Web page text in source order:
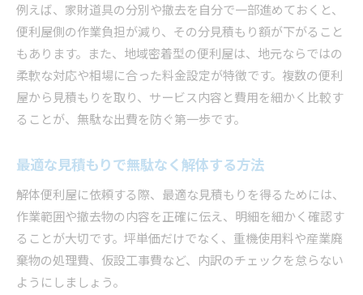
例えば、家財道具の分別や撤去を自分で一部進めておくと、
便利屋側の作業負担が減り、その分見積もり額が下がること
もあります。また、地域密着型の便利屋は、地元ならではの
柔軟な対応や相場に合った料金設定が特徴です。複数の便利
屋から見積もりを取り、サービス内容と費用を細かく比較す
ることが、無駄な出費を防ぐ第一歩です。
最適な見積もりで無駄なく解体する方法
解体便利屋に依頼する際、最適な見積もりを得るためには、
作業範囲や撤去物の内容を正確に伝え、明細を細かく確認す
ることが大切です。坪単価だけでなく、重機使用料や産業廃
棄物の処理費、仮設工事費など、内訳のチェックを怠らない
ようにしましょう。